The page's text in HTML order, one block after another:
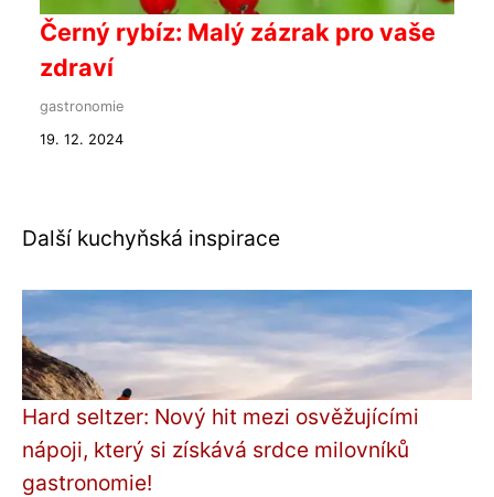
Černý rybíz: Malý zázrak pro vaše
zdraví
gastronomie
19. 12. 2024
Další kuchyňská inspirace
Hard seltzer: Nový hit mezi osvěžujícími
nápoji, který si získává srdce milovníků
gastronomie!